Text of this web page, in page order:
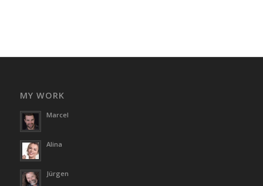
MY WORK
Marcel
Alina
Jürgen